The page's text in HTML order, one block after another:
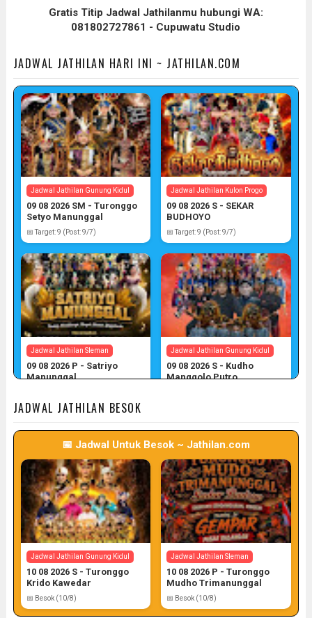
Gratis Titip Jadwal Jathilanmu hubungi WA:
081802727861 - Cupuwatu Studio
JADWAL JATHILAN HARI INI ~ JATHILAN.COM
Jadwal Jathilan Gunung Kidul
09 08 2026 SM - Turonggo
Setyo Manunggal
📅 Target: 9 (Post: 9/7)
Jadwal Jathilan Kulon Progo
09 08 2026 S - SEKAR
BUDHOYO
📅 Target: 9 (Post: 9/7)
Jadwal Jathilan Sleman
09 08 2026 P - Satriyo
Manunggal
Jadwal Jathilan Gunung Kidul
09 08 2026 S - Kudho
Manggolo Putro
Jadwal Jathilan Gunung Kidul
09 08 2026 P - Kudho Tri
Pamungkas
📅 Target: 9 (Post: 9/7)
Jadwal Jathilan Kulon Progo
09 08 2026 M - Turonggo
Manik Seto
📅 Target: 9 (Post: 9/7)
JADWAL JATHILAN BESOK
📅 Jadwal Untuk Besok ~ Jathilan.com
Jadwal Jathilan Gunung Kidul
10 08 2026 S - Turonggo
Krido Kawedar
📅 Besok (10/8)
Jadwal Jathilan Sleman
10 08 2026 P - Turonggo
Mudho Trimanunggal
📅 Besok (10/8)